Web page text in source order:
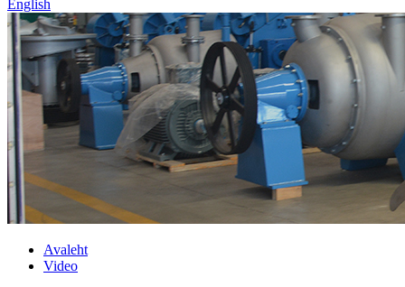
English
Avaleht
Video